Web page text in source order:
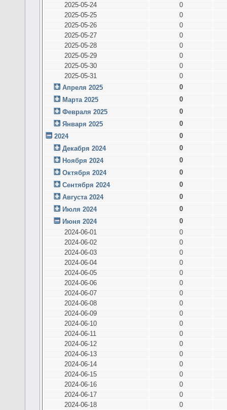
2025-05-24
0
2025-05-25
0
2025-05-26
0
2025-05-27
0
2025-05-28
0
2025-05-29
0
2025-05-30
0
2025-05-31
0
Апреля 2025
0
Марта 2025
0
Февраля 2025
0
Января 2025
0
2024
0
Декабря 2024
0
Ноября 2024
0
Октября 2024
0
Сентября 2024
0
Августа 2024
0
Июля 2024
0
Июня 2024
0
2024-06-01
0
2024-06-02
0
2024-06-03
0
2024-06-04
0
2024-06-05
0
2024-06-06
0
2024-06-07
0
2024-06-08
0
2024-06-09
0
2024-06-10
0
2024-06-11
0
2024-06-12
0
2024-06-13
0
2024-06-14
0
2024-06-15
0
2024-06-16
0
2024-06-17
0
2024-06-18
0